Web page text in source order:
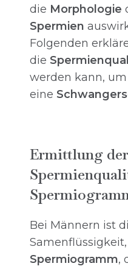
die Morphologie
Spermien
Folgenden
die
werden kann,
eine
Ermittlung der
Bei Männern ist
Spermiogramm,